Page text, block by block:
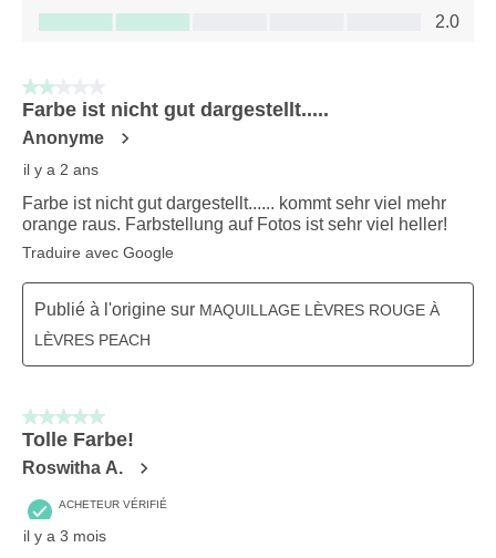
Rapport qualité-prix du produit, 2.0 sur 5 2.0
2 sur 5 étoiles.
Farbe ist nicht gut dargestellt.....
Anonyme
il y a 2 ans
Farbe ist nicht gut dargestellt...... kommt sehr viel mehr
orange raus. Farbstellung auf Fotos ist sehr viel heller!
Traduire avec Google
Publié à l'origine sur MAQUILLAGE LÈVRES ROUGE À
LÈVRES PEACH
5 sur 5 étoiles.
Tolle Farbe!
Roswitha A.
ACHETEUR VÉRIFIÉ
il y a 3 mois